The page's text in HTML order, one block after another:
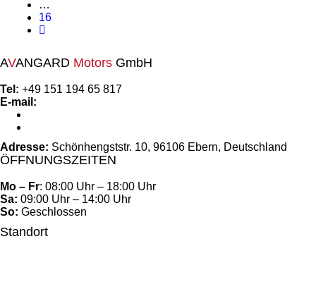
…
16
AVANGARD Motors GmbH
Tel: +49 151 194 65 817
E-mail:
Adresse: Schönhengststr. 10, 96106 Ebern, Deutschland
ÖFFNUNGSZEITEN
Mo – Fr: 08:00 Uhr – 18:00 Uhr
Sa: 09:00 Uhr – 14:00 Uhr
So: Geschlossen
Standort